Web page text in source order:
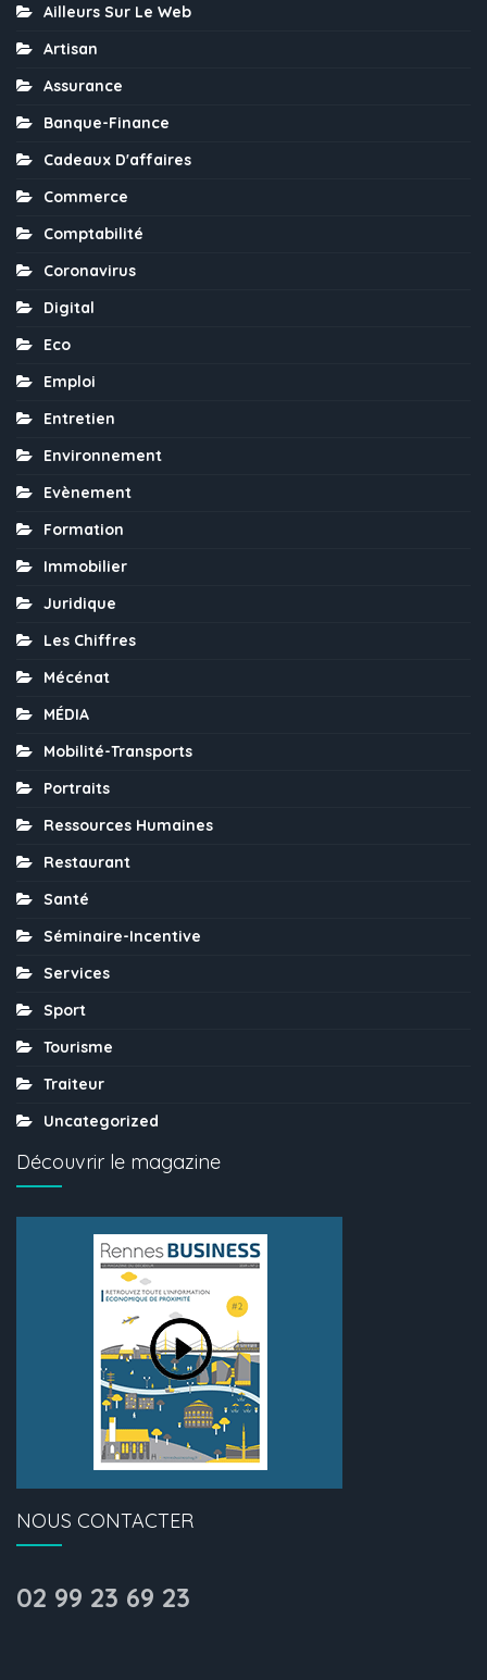
Ailleurs Sur Le Web
Artisan
Assurance
Banque-Finance
Cadeaux D'affaires
Commerce
Comptabilité
Coronavirus
Digital
Eco
Emploi
Entretien
Environnement
Evènement
Formation
Immobilier
Juridique
Les Chiffres
Mécénat
MÉDIA
Mobilité-Transports
Portraits
Ressources Humaines
Restaurant
Santé
Séminaire-Incentive
Services
Sport
Tourisme
Traiteur
Uncategorized
Découvrir le magazine
NOUS CONTACTER
02 99 23 69 23